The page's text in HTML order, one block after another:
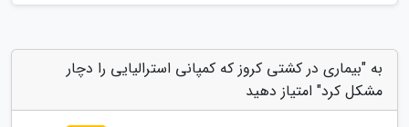
به "بیماری در کشتی کروز که کمپانی استرالیایی را دچار
مشکل کرد" امتیاز دهید